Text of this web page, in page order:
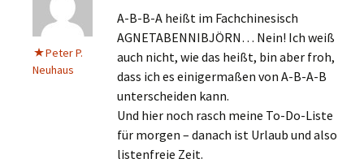
Peter P.
Neuhaus
A-B-B-A heißt im Fachchinesisch
AGNETABENNIBJÖRN… Nein! Ich weiß
auch nicht, wie das heißt, bin aber froh,
dass ich es einigermaßen von A-B-A-B
unterscheiden kann.
Und hier noch rasch meine To-Do-Liste
für morgen – danach ist Urlaub und also
listenfreie Zeit.